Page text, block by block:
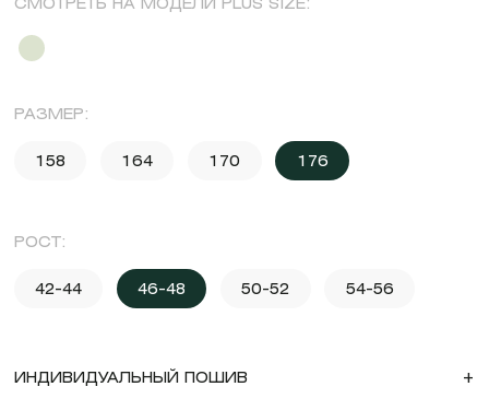
СМОТРЕТЬ НА МОДЕЛИ PLUS SIZE:
РАЗМЕР:
158 164 170 176
РОСТ:
42-44 46-48 50-52 54-56
ИНДИВИДУАЛЬНЫЙ ПОШИВ +